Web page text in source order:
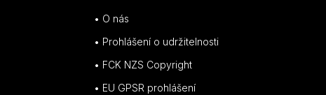
• O nás
• Prohlášení o udržitelnosti
• FCK NZS Copyright
• EU GPSR prohlášení